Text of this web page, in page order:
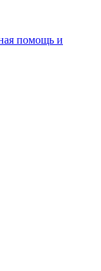
помощь и